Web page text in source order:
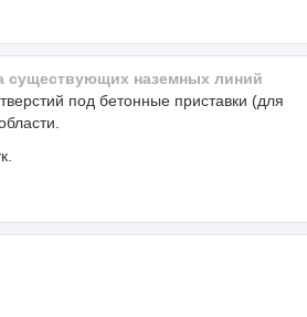
существующих наземных линий
под бетонные приставки (для